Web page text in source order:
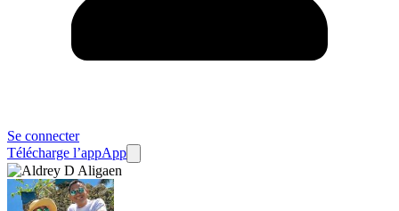
Se connecter
Télécharge l’appApp